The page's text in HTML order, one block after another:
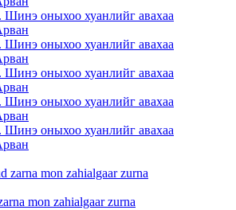
mon zahialgaar zurna